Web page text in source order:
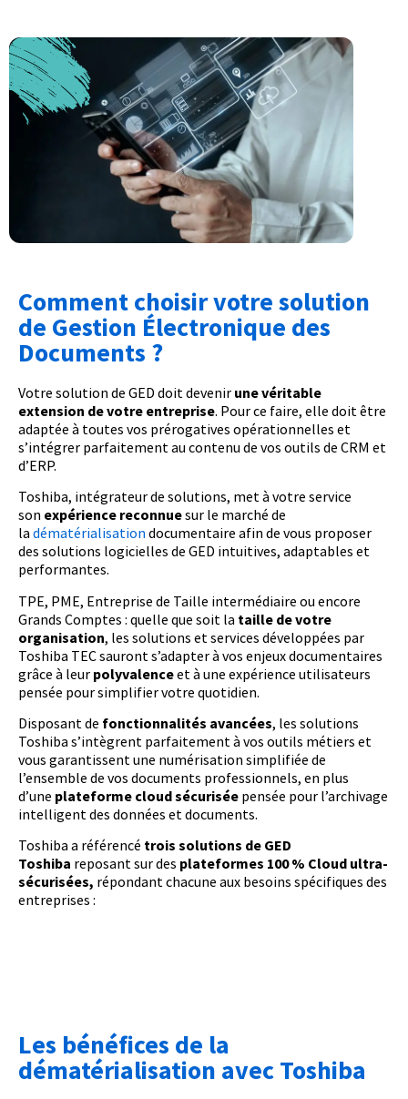
Comment choisir votre solution
de Gestion Électronique des
Documents ?
Votre solution de GED doit devenir une véritable
extension de votre entreprise. Pour ce faire, elle doit être
adaptée à toutes vos prérogatives opérationnelles et
s’intégrer parfaitement au contenu de vos outils de CRM et
d’ERP.
Toshiba, intégrateur de solutions, met à votre service
son expérience reconnuesur le marché de
la dématérialisation documentaire afin de vous proposer
des solutions logicielles de GED intuitives, adaptables et
performantes.
TPE, PME, Entreprise de Taille intermédiaire ou encore
Grands Comptes : quelle que soit la taille de votre
organisation, les solutions et services développées par
Toshiba TEC sauront s’adapter à vos enjeux documentaires
grâce à leur polyvalenceet à une expérience utilisateurs
pensée pour simplifier votre quotidien.
Disposant de fonctionnalités avancées, les solutions
Toshiba s’intègrent parfaitement à vos outils métiers et
vous garantissent une numérisation simplifiée de
l’ensemble de vos documents professionnels, en plus
d’une plateforme cloud sécurisée pensée pour l’archivage
intelligent des données et documents.
Toshiba a référencé trois solutions de GED
Toshiba reposant sur des plateformes 100 % Cloud ultra-
sécurisées, répondant chacune aux besoins spécifiques des
entreprises :
Les bénéfices de la
dématérialisation avec Toshiba